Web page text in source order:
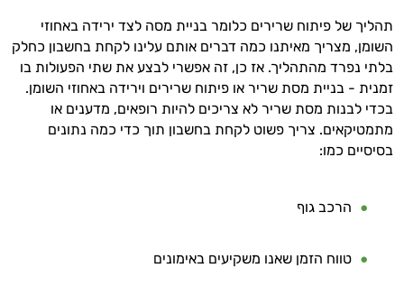
תהליך של פיתוח שרירים כלומר בניית מסה לצד ירידה באחוזי
השומן, מצריך מאיתנו כמה דברים אותם עלינו לקחת בחשבון כחלק
בלתי נפרד מהתהליך. אז כן, זה אפשרי לבצע את שתי הפעולות בו
זמנית - בניית מסת שריר או פיתוח שרירים וירידה באחוזי השומן.
בכדי לבנות מסת שריר לא צריכים להיות רופאים, מדענים או
מתמטיקאים. צריך פשוט לקחת בחשבון תוך כדי כמה נתונים
בסיסיים כמו:
הרכב גוף
טווח הזמן שאנו משקיעים באימונים